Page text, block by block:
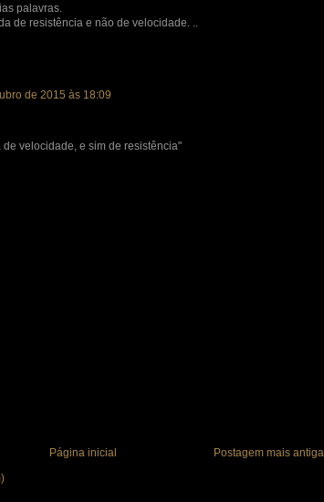
palavras.
de resistência e não de velocidade. ..
de 2015 às 18:09
velocidade, e sim de resistência"
Postagem mais antiga
Página inicial